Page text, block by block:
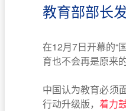
教育部部长
在12月7日开幕的“
育也不会再是原来
中国认为教育必须
行动升级版， 着力